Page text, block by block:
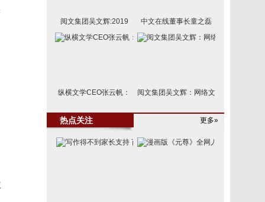
阅文集团吴文辉:2019 中文在线董事长童之磊
纵横文学CEO张云帆：
阅文集团吴文辉：网络文
热点关注 更多»